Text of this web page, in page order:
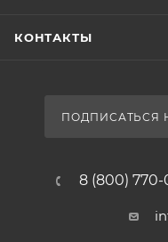
КОНТАКТЫ
ПОДПИСАТЬСЯ
8 (800) 770-